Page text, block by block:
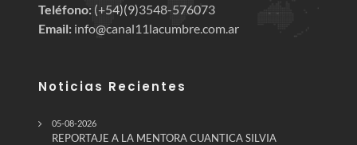
Teléfono: (+54)(9)3548-576073
Email: info@canal11lacumbre.com.ar
Noticias Recientes
05-08-2026
REPORTAJE A LA MENTORA CUANTICA SILVIA